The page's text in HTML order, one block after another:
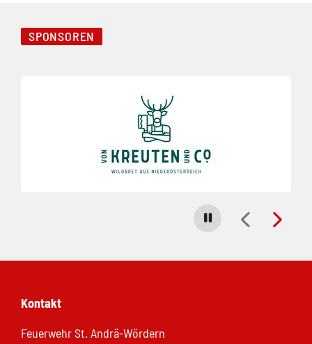
SPONSOREN
Carousel stoppen
Kontakt
Feuerwehr St. Andrä-Wördern